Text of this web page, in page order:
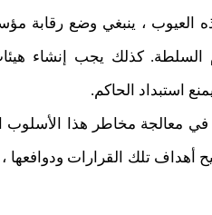
العيوب ، ينبغي وضع رقابة
السلطة. كذلك يجب إنشاء
استبداد الحاكم.
معالجة مخاطر هذا الأسلوب
أهداف تلك القرارات